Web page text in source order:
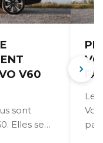
V60
sont
Elles se
par